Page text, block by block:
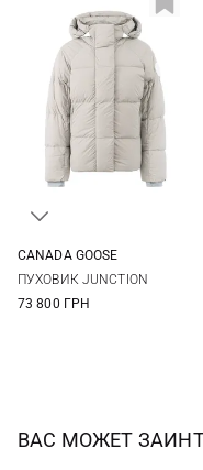
CANADA GOOSE
ПУХОВИК JUNCTION
73 800 ГРН
ВАС МОЖЕТ